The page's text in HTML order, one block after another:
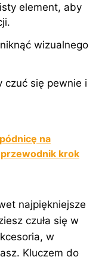
element, aby
wizualnego
czuć się pewnie i
na
krok
najpiękniejsze
czuła się w
w
Kluczem do